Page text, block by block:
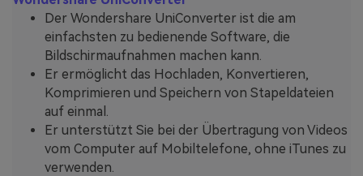
Der Wondershare UniConverter ist die am
einfachsten zu bedienende Software, die
Bildschirmaufnahmen machen kann.
Er ermöglicht das Hochladen, Konvertieren,
Komprimieren und Speichern von Stapeldateien
auf einmal.
Er unterstützt Sie bei der Übertragung von Videos
vom Computer auf Mobiltelefone, ohne iTunes zu
verwenden.